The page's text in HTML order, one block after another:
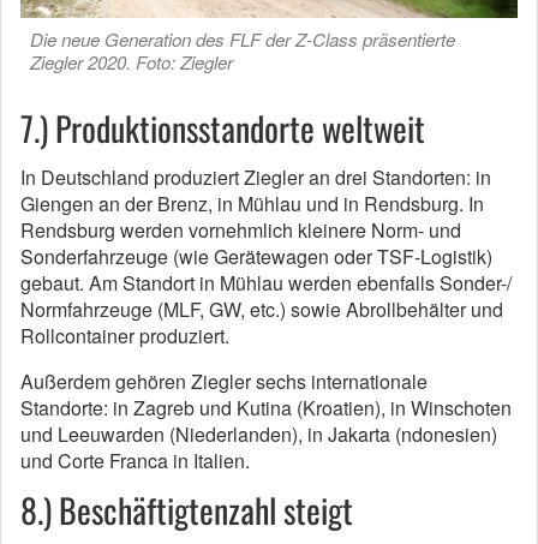
Die neue Generation des FLF der Z-Class präsentierte
Ziegler 2020. Foto: Ziegler
7.) Produktionsstandorte weltweit
In Deutschland produziert Ziegler an drei Standorten: in
Giengen an der Brenz, in Mühlau und in Rendsburg. In
Rendsburg werden vornehmlich kleinere Norm- und
Sonderfahrzeuge (wie Gerätewagen oder TSF-Logistik)
gebaut. Am Standort in Mühlau werden ebenfalls Sonder-/
Normfahrzeuge (MLF, GW, etc.) sowie Abrollbehälter und
Rollcontainer produziert.
Außerdem gehören Ziegler sechs internationale
Standorte: in Zagreb und Kutina (Kroatien), in Winschoten
und Leeuwarden (Niederlanden), in Jakarta (ndonesien)
und Corte Franca in Italien.
8.) Beschäftigtenzahl steigt